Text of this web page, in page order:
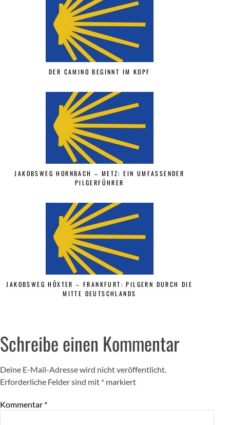
DER CAMINO BEGINNT IM KOPF
JAKOBSWEG HORNBACH – METZ: EIN UMFASSENDER
PILGERFÜHRER
JAKOBSWEG HÖXTER – FRANKFURT: PILGERN DURCH DIE
MITTE DEUTSCHLANDS
Schreibe einen Kommentar
Deine E-Mail-Adresse wird nicht veröffentlicht.
Erforderliche Felder sind mit * markiert
Kommentar *